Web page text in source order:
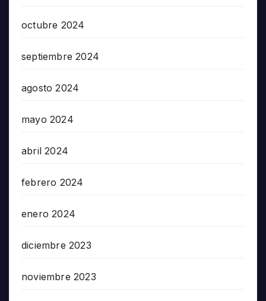
octubre 2024
septiembre 2024
agosto 2024
mayo 2024
abril 2024
febrero 2024
enero 2024
diciembre 2023
noviembre 2023